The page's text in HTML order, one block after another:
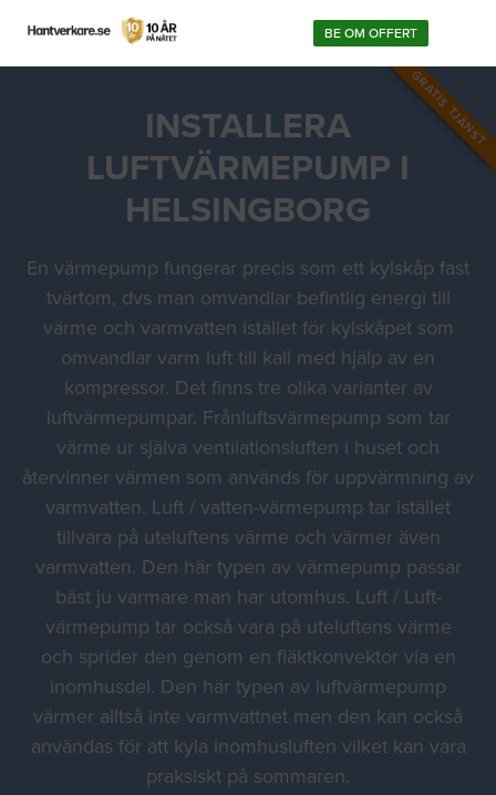
BE OM OFFERT
GRATIS TJÄNST
INSTALLERA
LUFTVÄRMEPUMP I
HELSINGBORG
En värmepump fungerar precis som ett kylskåp fast
tvärtom, dvs man omvandlar befintlig energi till
värme och varmvatten istället för kylskåpet som
omvandlar varm luft till kall med hjälp av en
kompressor. Det finns tre olika varianter av
luftvärmepumpar. Frånluftsvärmepump som tar
värme ur själva ventilationsluften i huset och
återvinner värmen som används för uppvärmning av
varmvatten. Luft / vatten-värmepump tar istället
tillvara på uteluftens värme och värmer även
varmvatten. Den här typen av värmepump passar
bäst ju varmare man har utomhus. Luft / Luft-
värmepump tar också vara på uteluftens värme
och sprider den genom en fläktkonvektor via en
inomhusdel. Den här typen av luftvärmepump
värmer alltså inte varmvattnet men den kan också
användas för att kyla inomhusluften vilket kan vara
praksiskt på sommaren.